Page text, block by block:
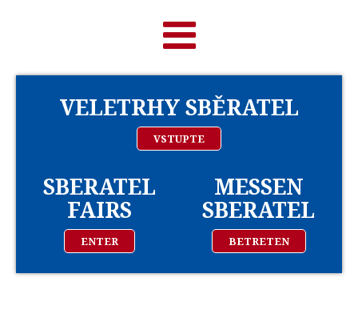
VELETRHY SBĚRATEL
VSTUPTE
SBERATEL
FAIRS
ENTER
MESSEN
SBERATEL
BETRETEN